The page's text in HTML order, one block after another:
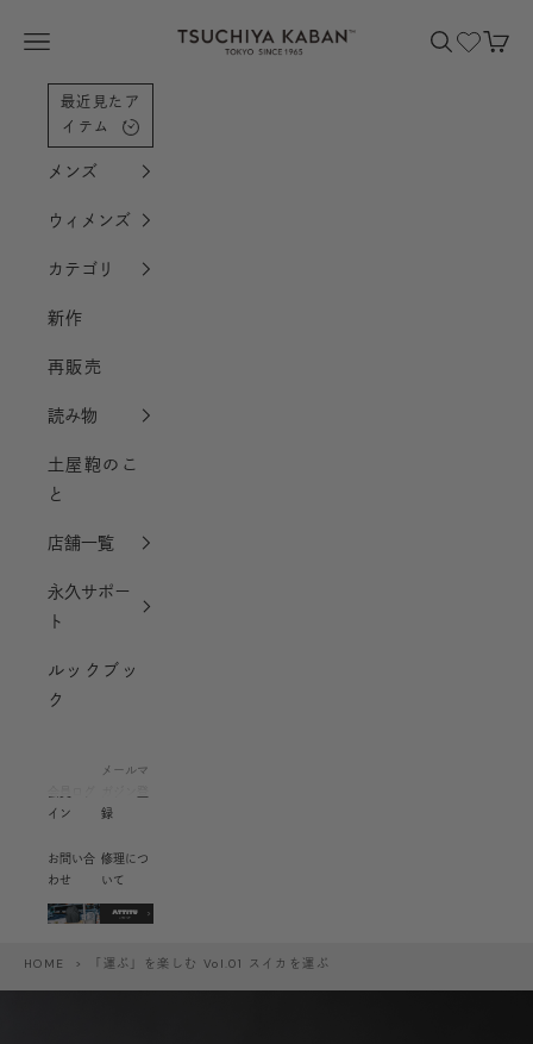
土屋鞄製造所
メニューを開く 検索を開く
カー
最近見たア
イテム
メンズ
ウィメンズ
カテゴリ
新作
再販売
読み物
土屋鞄のこ
と
店舗一覧
永久サポー
ト
ルックブッ
ク
イン
メールマ
録
お問い合
わせ
修理につ
いて
HOME > 「運ぶ」を楽しむ Vol.01 スイカを運ぶ